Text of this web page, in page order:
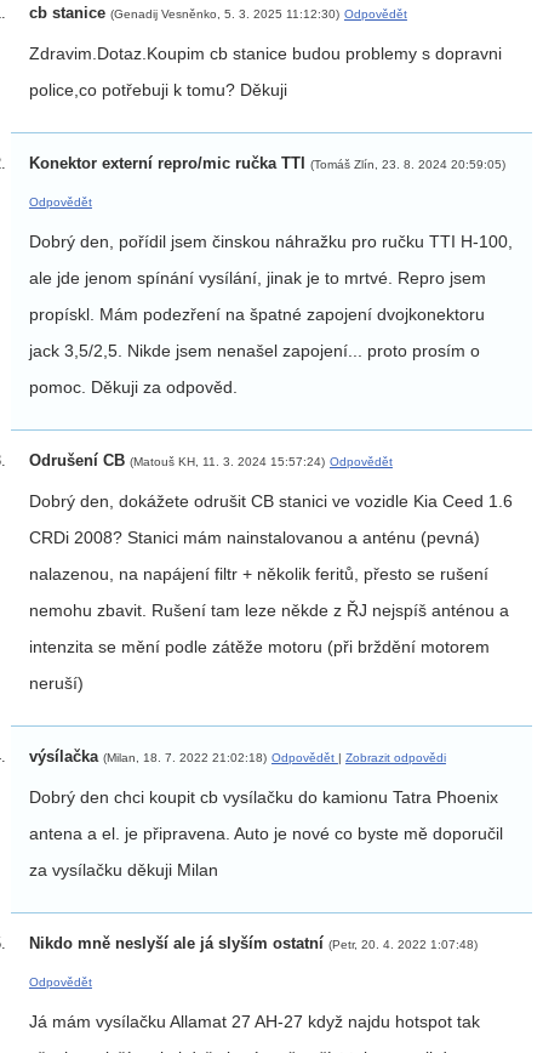
cb stanice (Genadij Vesněnko, 5. 3. 2025 11:12:30) Odpovědět
Zdravim.Dotaz.Koupim cb stanice budou problemy s dopravni
police,co potřebuji k tomu? Děkuji
Konektor externí repro/mic ručka TTI (Tomáš Zlín, 23. 8. 2024 20:59:05)
Odpovědět
Dobrý den, pořídil jsem činskou náhražku pro ručku TTI H-100,
ale jde jenom spínání vysílání, jinak je to mrtvé. Repro jsem
propískl. Mám podezření na špatné zapojení dvojkonektoru
jack 3,5/2,5. Nikde jsem nenašel zapojení... proto prosím o
pomoc. Děkuji za odpověd.
Odrušení CB (Matouš KH, 11. 3. 2024 15:57:24) Odpovědět
Dobrý den, dokážete odrušit CB stanici ve vozidle Kia Ceed 1.6
CRDi 2008? Stanici mám nainstalovanou a anténu (pevná)
nalazenou, na napájení filtr + několik feritů, přesto se rušení
nemohu zbavit. Rušení tam leze někde z ŘJ nejspíš anténou a
intenzita se mění podle zátěže motoru (při brždění motorem
neruší)
výsílačka (Milan, 18. 7. 2022 21:02:18) Odpovědět | Zobrazit odpovědi
Dobrý den chci koupit cb vysílačku do kamionu Tatra Phoenix
antena a el. je připravena. Auto je nové co byste mě doporučil
za vysílačku děkuji Milan
Nikdo mně neslyší ale já slyším ostatní (Petr, 20. 4. 2022 1:07:48)
Odpovědět
Já mám vysílačku Allamat 27 AH-27 když najdu hotspot tak